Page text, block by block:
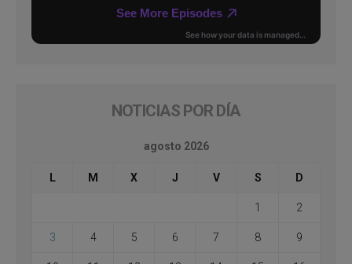
NOTICIAS POR DÍA
agosto 2026
L M X J V S D
1 2
3 4 5 6 7 8 9